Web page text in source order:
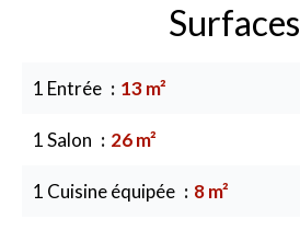
Surfaces
1 Entrée 13 m²
1 Salon 26 m²
1 Cuisine équipée 8 m²